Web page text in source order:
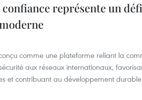
confiance représente un
comme une plateforme reliant la
aux réseaux internationaux,
et contribuant au développement durable